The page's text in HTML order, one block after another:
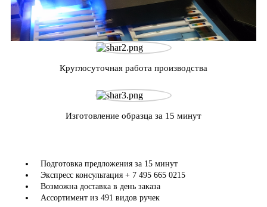
Круглосуточная работа производства
Изготовление образца за 15 минут
Подготовка предложения за 15 минут
Экспресс консультация + 7 495 665 0215
Возможна доставка в день заказа
Ассортимент из 491 видов ручек